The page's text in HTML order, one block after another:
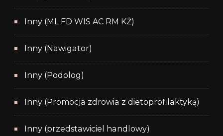
Inny (ML FD WIS AC RM KŻ)
Inny (Nawigator)
Inny (Podolog)
Inny (Promocja zdrowia z dietoprofilaktyką)
Inny (przedstawiciel handlowy)